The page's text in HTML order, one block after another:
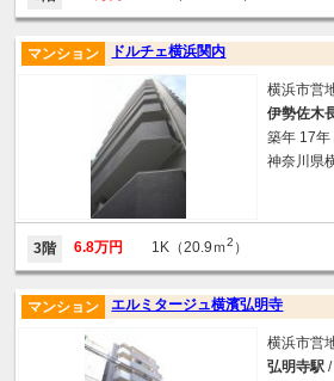
ドルチェ横浜関内
マンション
横浜市営
伊勢佐木
築年 17年
神奈川県
3階 6.8万円 1K（20.9ｍ2 ）
エルミタージュ横濱弘明寺
マンション
横浜市営
弘明寺駅